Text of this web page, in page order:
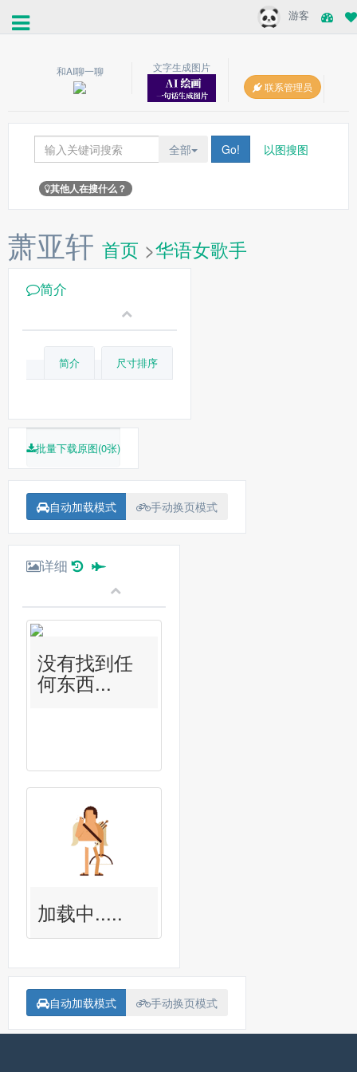
游客
和AI聊一聊
文字生成图片
联系管理员
全部 Go! 以图搜图
其他人在搜什么？
萧亚轩 首页 >华语女歌手
简介
简介 尺寸排序
批量下载原图(0张)
自动加载模式 手动换页模式
详细
没有找到任
何东西...
加载中.....
自动加载模式 手动换页模式